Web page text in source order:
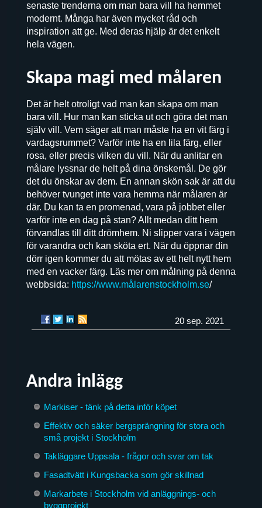
senaste trenderna om man bara vill ha hemmet
modernt. Många har även mycket råd och
inspiration att ge. Med deras hjälp är det enkelt
hela vägen.
Skapa magi med målaren
Det är helt otroligt vad man kan skapa om man
bara vill. Hur man kan sticka ut och göra det man
själv vill. Vem säger att man måste ha en vit färg i
vardagsrummet? Varför inte ha en lila färg, eller
rosa, eller precis vilken du vill. När du anlitar en
målare lyssnar de helt på dina önskemål. De gör
det du önskar av dem. En annan skön sak är att du
behöver tvunget inte vara hemma när målaren är
där. Du kan ta en promenad, vara på jobbet eller
varför inte en dag på stan? Allt medan ditt hem
förvandlas till ditt drömhem. Ni slipper vara i vägen
för varandra och kan sköta ert. När du öppnar din
dörr igen kommer du att mötas av ett helt nytt hem
med en vacker färg. Läs mer om målning på denna
webbsida: https://www.målarenstockholm.se/
20 sep. 2021
Andra inlägg
Markiser - tänk på detta inför köpet
Effektiv och säker bergsprängning för stora och
små projekt i Stockholm
Takläggare Uppsala - frågor och svar om tak
Fasadtvätt i Kungsbacka som gör skillnad
Markarbete i Stockholm vid anläggnings- och
byggprojekt